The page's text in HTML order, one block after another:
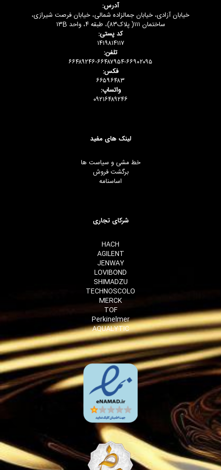
آدرس:
خیابان آزادی، خیابان جمالزاده شمالی، خیابان فرصت شیرازی،
ساختمان ۱۱۱( پلاک۸۳)، طبقه ۴، واحد ۱۳B
کد پستی:
۱۴۱۹۸۱۴۱۱۷
تلفن:
۶۶۴۸۹۲۴۶-۶۶۴۸۷۹۵۴-۶۶۹۰۲۰۹۵
فکس:
۶۶۵۹۶۴۸۳
واتساپ:
۰۹۲۱۶۴۸۹۲۴۶
لینک های مفید
خط مشی و سیاست ها
برگشت فروش
اساسنامه
شرکای تجاری
HACH
AGILENT
JENWAY
LOVIBOND
SHIMADZU
TECHNOSCOLO
MERCK
TOF
Perkinelmer
AQUALYTIC